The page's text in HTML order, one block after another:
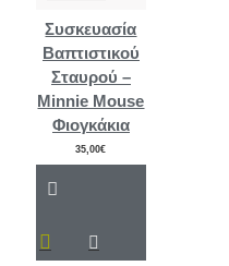
Συσκευασία
Βαπτιστικού
Σταυρού –
Minnie Mouse
Φιογκάκια
35,00€